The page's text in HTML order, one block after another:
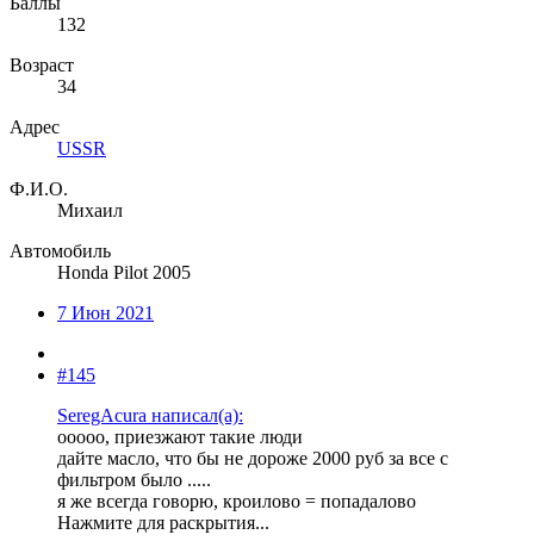
132
Возраст
34
Адрес
USSR
Ф.И.О.
Михаил
Автомобиль
Honda Pilot 2005
7 Июн 2021
#145
SeregAcura написал(а):
ооооо, приезжают такие люди
дайте масло, что бы не дороже 2000 руб за все с
фильтром было .....
я же всегда говорю, кроилово = попадалово
Нажмите для раскрытия...